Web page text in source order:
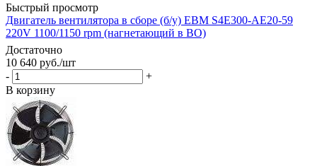
Быстрый просмотр
Двигатель вентилятора в сборе (б/у) EBM S4E300-AE20-59
220V 1100/1150 rpm (нагнетающий в ВО)
Достаточно
10 640 руб./шт
-
+
В корзину